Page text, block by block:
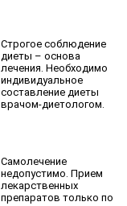
Строгое соблюдение
диеты – основа
лечения. Необходимо
индивидуальное
составление диеты
врачом-диетологом.
Самолечение
недопустимо. Прием
лекарственных
препаратов только по